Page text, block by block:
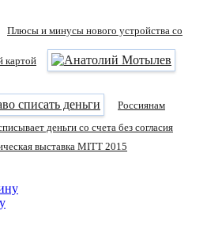
Плюсы и минусы нового устройства со
картой
Россиянам
деньги со счета без согласия
выставка MITT 2015